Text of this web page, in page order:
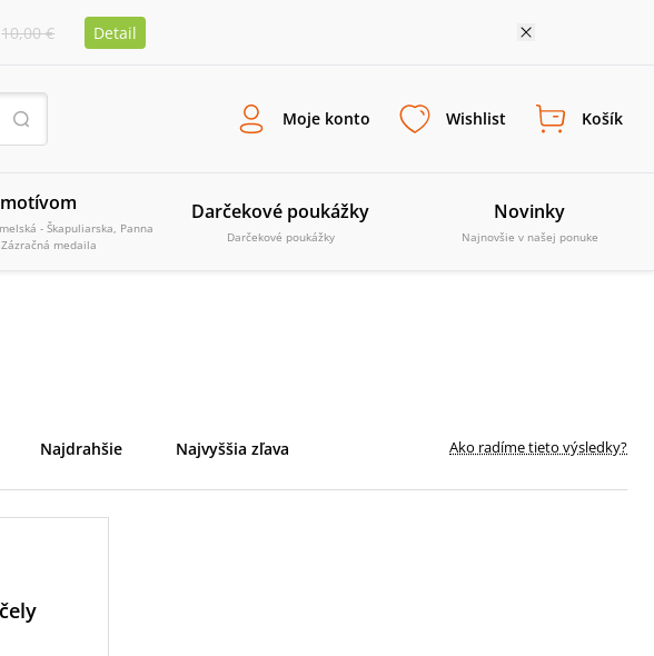
10,00 € Detail
Moje konto Wishlist Košík
- Škapuliarska, Panna
medaila
Darčekové poukážky
Darčekové poukážky
Novinky
Najnovšie v našej ponuke
Najdrahšie Najvyššia zľava Ako radíme tieto výsledky?